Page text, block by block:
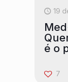
19
é o
7